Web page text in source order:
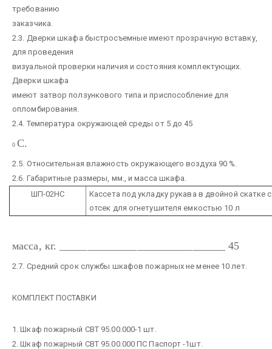
требованию
заказчика.
2.3. Дверки шкафа быстросъемные имеют прозрачную вставку,
для проведения
визуальной проверки наличия и состояния комплектующих.
Дверки шкафа
имеют затвор ползункового типа и приспособление для
опломбирования.
2.4. Температура окружающей среды от 5 до 45
0С.
2.5. Относительная влажность окружающего воздуха 90 %.
2.6. Габаритные размеры, мм., и масса шкафа.
ШП-02НС
Кассета под укладку рукава в двойной скатке
отсек для огнетушителя емкостью 10 л
масса, кг. ______________________________ 45
2.7. Средний срок службы шкафов пожарных не менее 10 лет.
КОМПЛЕКТ ПОСТАВКИ
1. Шкаф пожарный СВТ 95.00.000-1 шт.
2. Шкаф пожарный СВТ 95.00.000 ПС Паспорт -1шт.